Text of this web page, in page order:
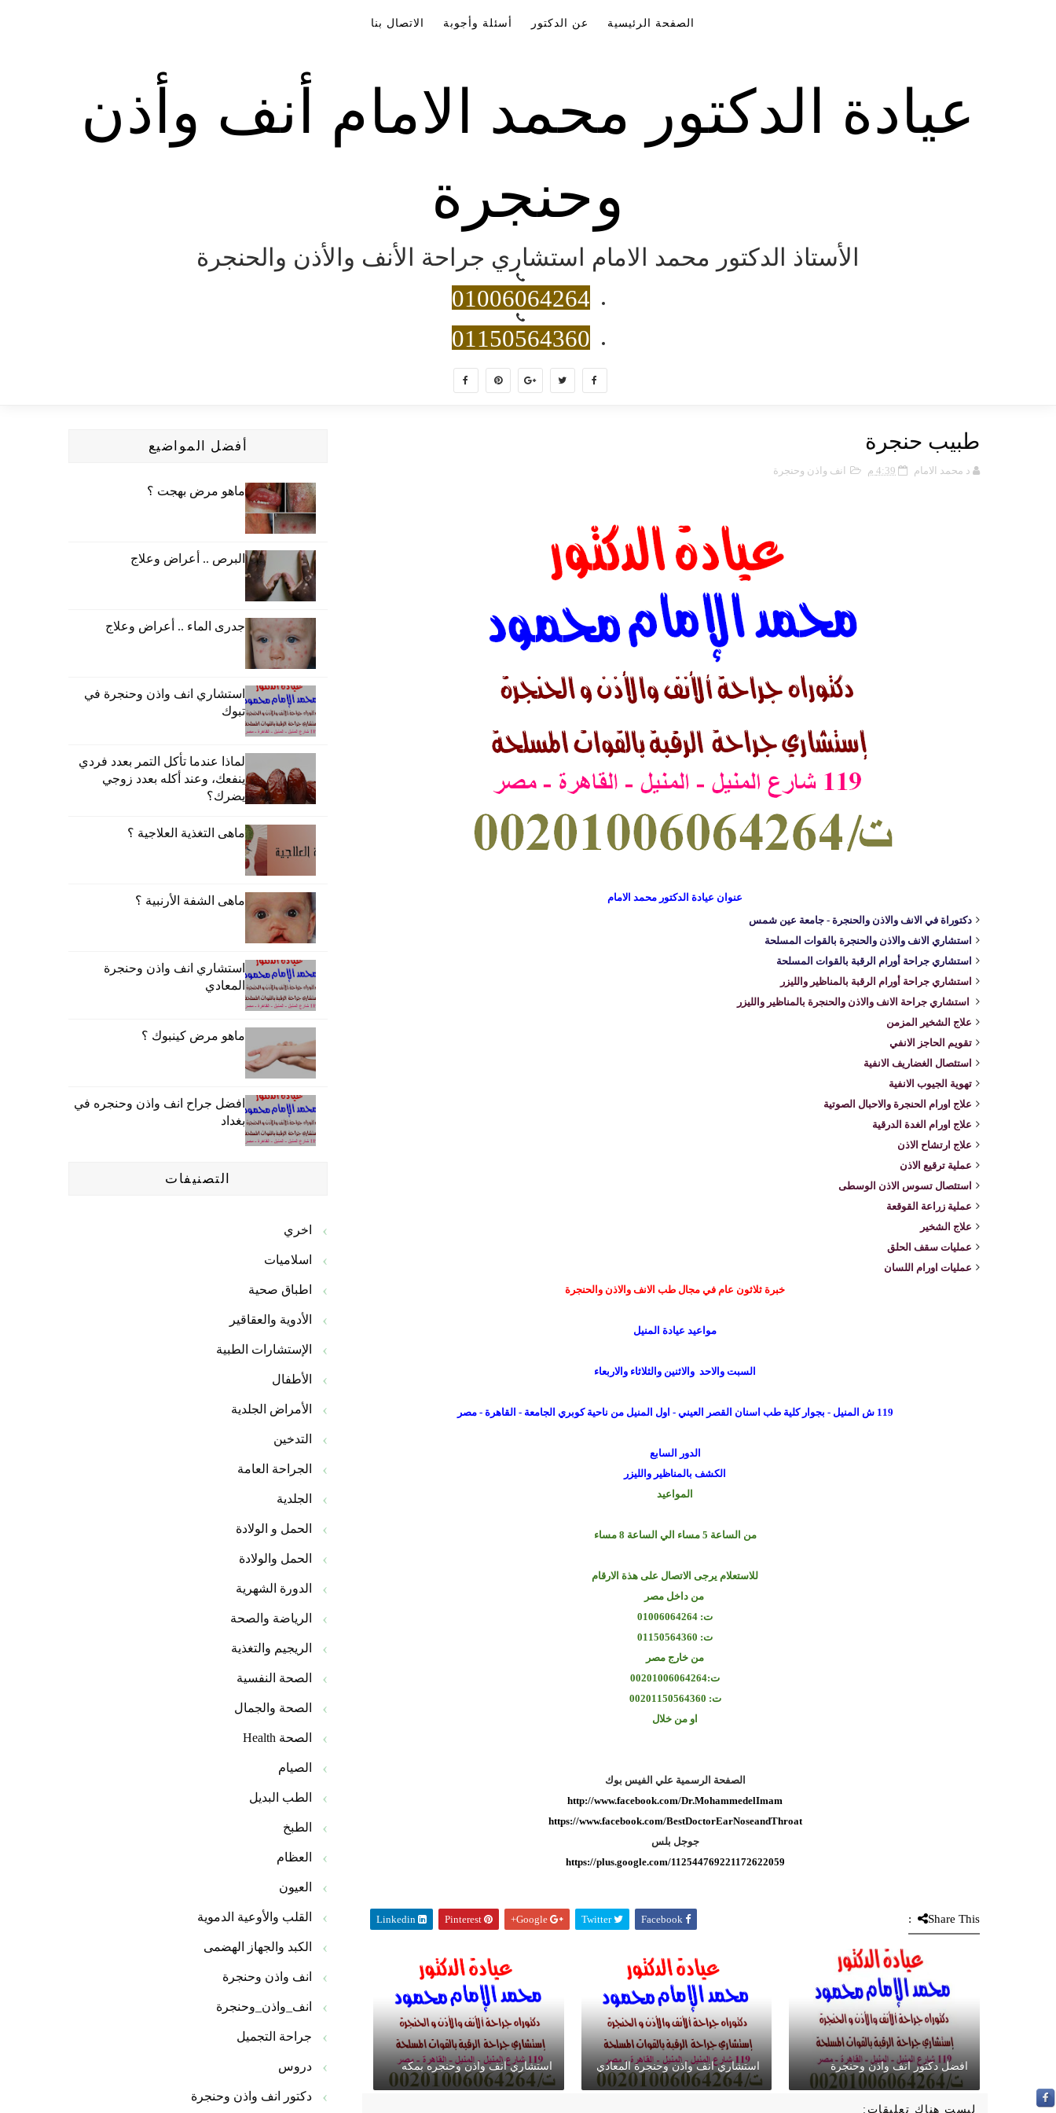
الصفحة الرئيسية عن الدكتور أسئلة وأجوبة الاتصال بنا
عيادة الدكتور محمد الامام أنف وأذن
وحنجرة
الأستاذ الدكتور محمد الامام استشاري جراحة الأنف والأذن والحنجرة
01006064264
01150564360
طبيب حنجرة
د محمد الامام 4:39 م انف واذن وحنجرة
عنوان عيادة الدكتور محمد الامام
دكتوراة في الانف والاذن والحنجرة - جامعة عين شمس
استشاري الانف والاذن والحنجرة بالقوات المسلحة
استشاري جراحة أورام الرقبة بالقوات المسلحة
استشاري جراحة أورام الرقبة بالمناظير والليزر
استشاري جراحة الانف والاذن والحنجرة بالمناظير والليزر
علاج الشخير المزمن
تقويم الحاجز الانفي
استئصال الغضاريف الانفية
تهوية الجيوب الانفية
علاج اورام الحنجرة والاحبال الصوتية
علاج اورام الغدة الدرقية
علاج ارتشاح الاذن
عملية ترقيع الاذن
استئصال تسوس الاذن الوسطى
عملية زراعة القوقعة
علاج الشخير
عمليات سقف الحلق
عمليات اورام اللسان
خبرة ثلاثون عام في مجال طب الانف والاذن والحنجرة
مواعيد عيادة المنيل
السبت والاحد والاثنين والثلاثاء والاربعاء
119 ش المنيل - بجوار كلية طب اسنان القصر العيني - اول المنيل من ناحية كوبري الجامعة - القاهرة - مصر
الدور السابع
الكشف بالمناظير والليزر
المواعيد
من الساعة 5 مساء الي الساعة 8 مساء
للاستعلام يرجى الاتصال على هذة الارقام
من داخل مصر
ت: 01006064264
ت: 01150564360
من خارج مصر
ت:00201006064264
ت: 00201150564360
او من خلال
الصفحة الرسمية علي الفيس بوك
http://www.facebook.com/Dr.MohammedelImam
https://www.facebook.com/BestDoctorEarNoseandThroat
جوجل بلس
https://plus.google.com/112544769221172622059
Share This:
Twitter
Google+
Pinterest
Linkedin
افضل دكتور انف واذن وحنجرة استشاري انف واذن وحنجرة المعادي استشاري انف واذن وحنجره بمكه
ليست هناك تعليقات:
أفضل المواضيع
ماهو مرض بهجت ؟
البرص .. أعراض وعلاج
جدرى الماء .. أعراض وعلاج
استشاري انف واذن وحنجرة في
تبوك
لماذا عندما تأكل التمر بعدد فردي
ينفعك، وعند أكله بعدد زوجي
يضرك؟
ماهى التغذية العلاجية ؟
ماهى الشفة الأرنبية ؟
استشاري انف واذن وحنجرة
المعادي
ماهو مرض كينبوك ؟
افضل جراح انف واذن وحنجره في
بغداد
التصنيفات
اخري
اسلاميات
اطباق صحية
الأدوية والعقاقير
الإستشارات الطبية
الأطفال
الأمراض الجلدية
التدخين
الجراحة العامة
الجلدية
الحمل و الولادة
الحمل والولادة
الدورة الشهرية
الرياضة والصحة
الريجيم والتغذية
الصحة النفسية
الصحة والجمال
الصحة Health
الصيام
الطب البديل
الطبخ
العظام
العيون
القلب والأوعية الدموية
الكبد والجهاز الهضمى
انف واذن وحنجرة
انف_واذن_وحنجرة
جراحة التجميل
دروس
دكتور انف واذن وحنجرة